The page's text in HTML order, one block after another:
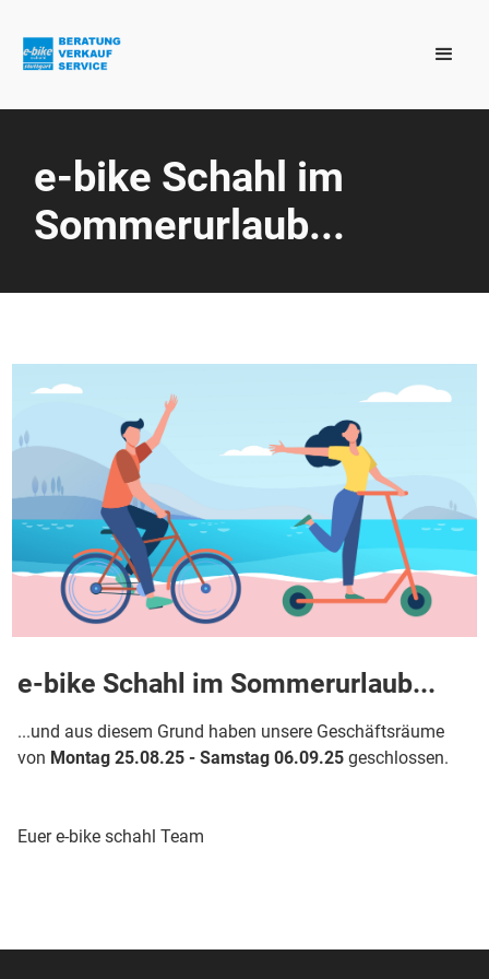
e-bike Schahl im
Sommerurlaub...
e-bike Schahl im Sommerurlaub...
...und aus diesem Grund haben unsere Geschäftsräume
von Montag 25.08.25 - Samstag 06.09.25 geschlossen.
Euer e-bike schahl Team